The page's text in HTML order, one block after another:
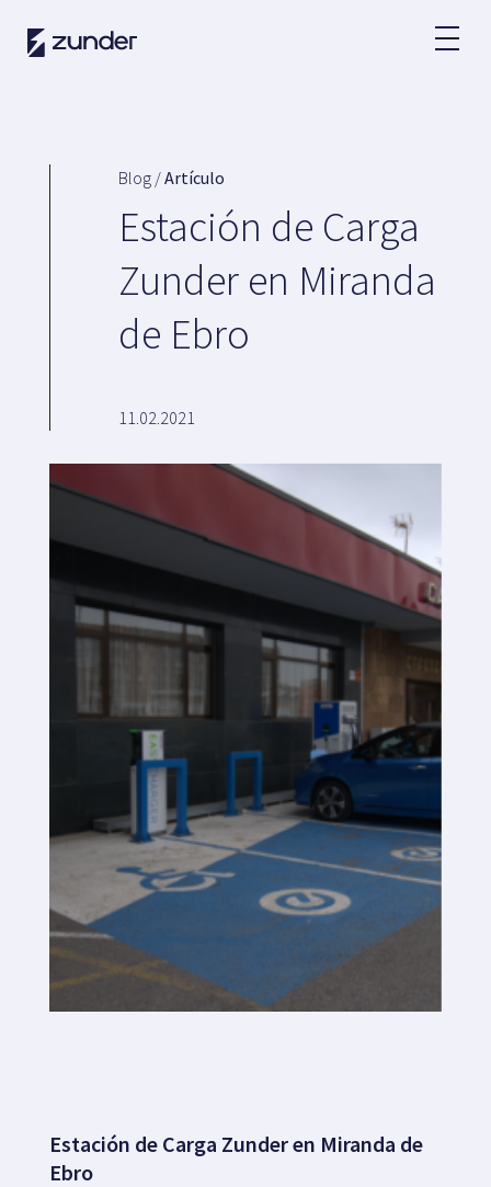
ES
App de Zunder
Administraciones
Acuerdos
Plataforma SaaS
Plataforma SaaS
Buscamos ubicaciones
¿Qué buscamos?
¿Qué ofrecemos?
Proponer ubicación
Mapa
Blog
Blog /Artículo
Estación de Carga
Zunder en Miranda
de Ebro
11.02.2021
Estación de Carga Zunder en Miranda de
Ebro